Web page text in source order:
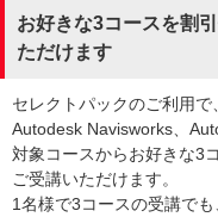
お好きな3コースを割
ただけます
セレクトパックのご利用
Autodesk Navisworks、
対象コースからお好きな3
ご受講いただけます。
1名様で3コースの受講で